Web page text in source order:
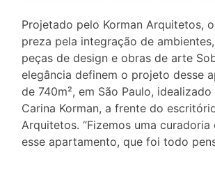
Projetado pelo Korman Arquitetos,
preza pela integração de
peças de design e obras de arte
elegância definem o projeto desse
de 740m², em São Paulo,
Carina Korman, a frente do
Arquitetos. “Fizemos uma curadoria
esse apartamento, que foi todo